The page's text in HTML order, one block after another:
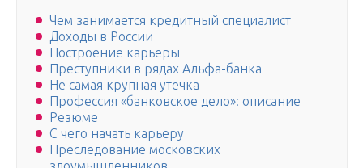
Чем занимается кредитный специалист
Доходы в России
Построение карьеры
Преступники в рядах Альфа-банка
Не самая крупная утечка
Профессия «банковское дело»: описание
Резюме
С чего начать карьеру
Преследование московских